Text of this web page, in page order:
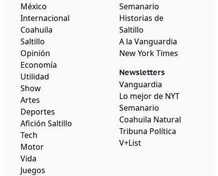
México
Internacional
Coahuila
Saltillo
Opinión
Economía
Utilidad
Show
Artes
Deportes
Afición Saltillo
Tech
Motor
Vida
Juegos
Semanario
Historias de
Saltillo
A la Vanguardia
New York Times
Newsletters
Vanguardia
Lo mejor de NYT
Semanario
Coahuila Natural
Tribuna Política
V+List